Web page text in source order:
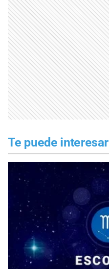
Te puede interesar